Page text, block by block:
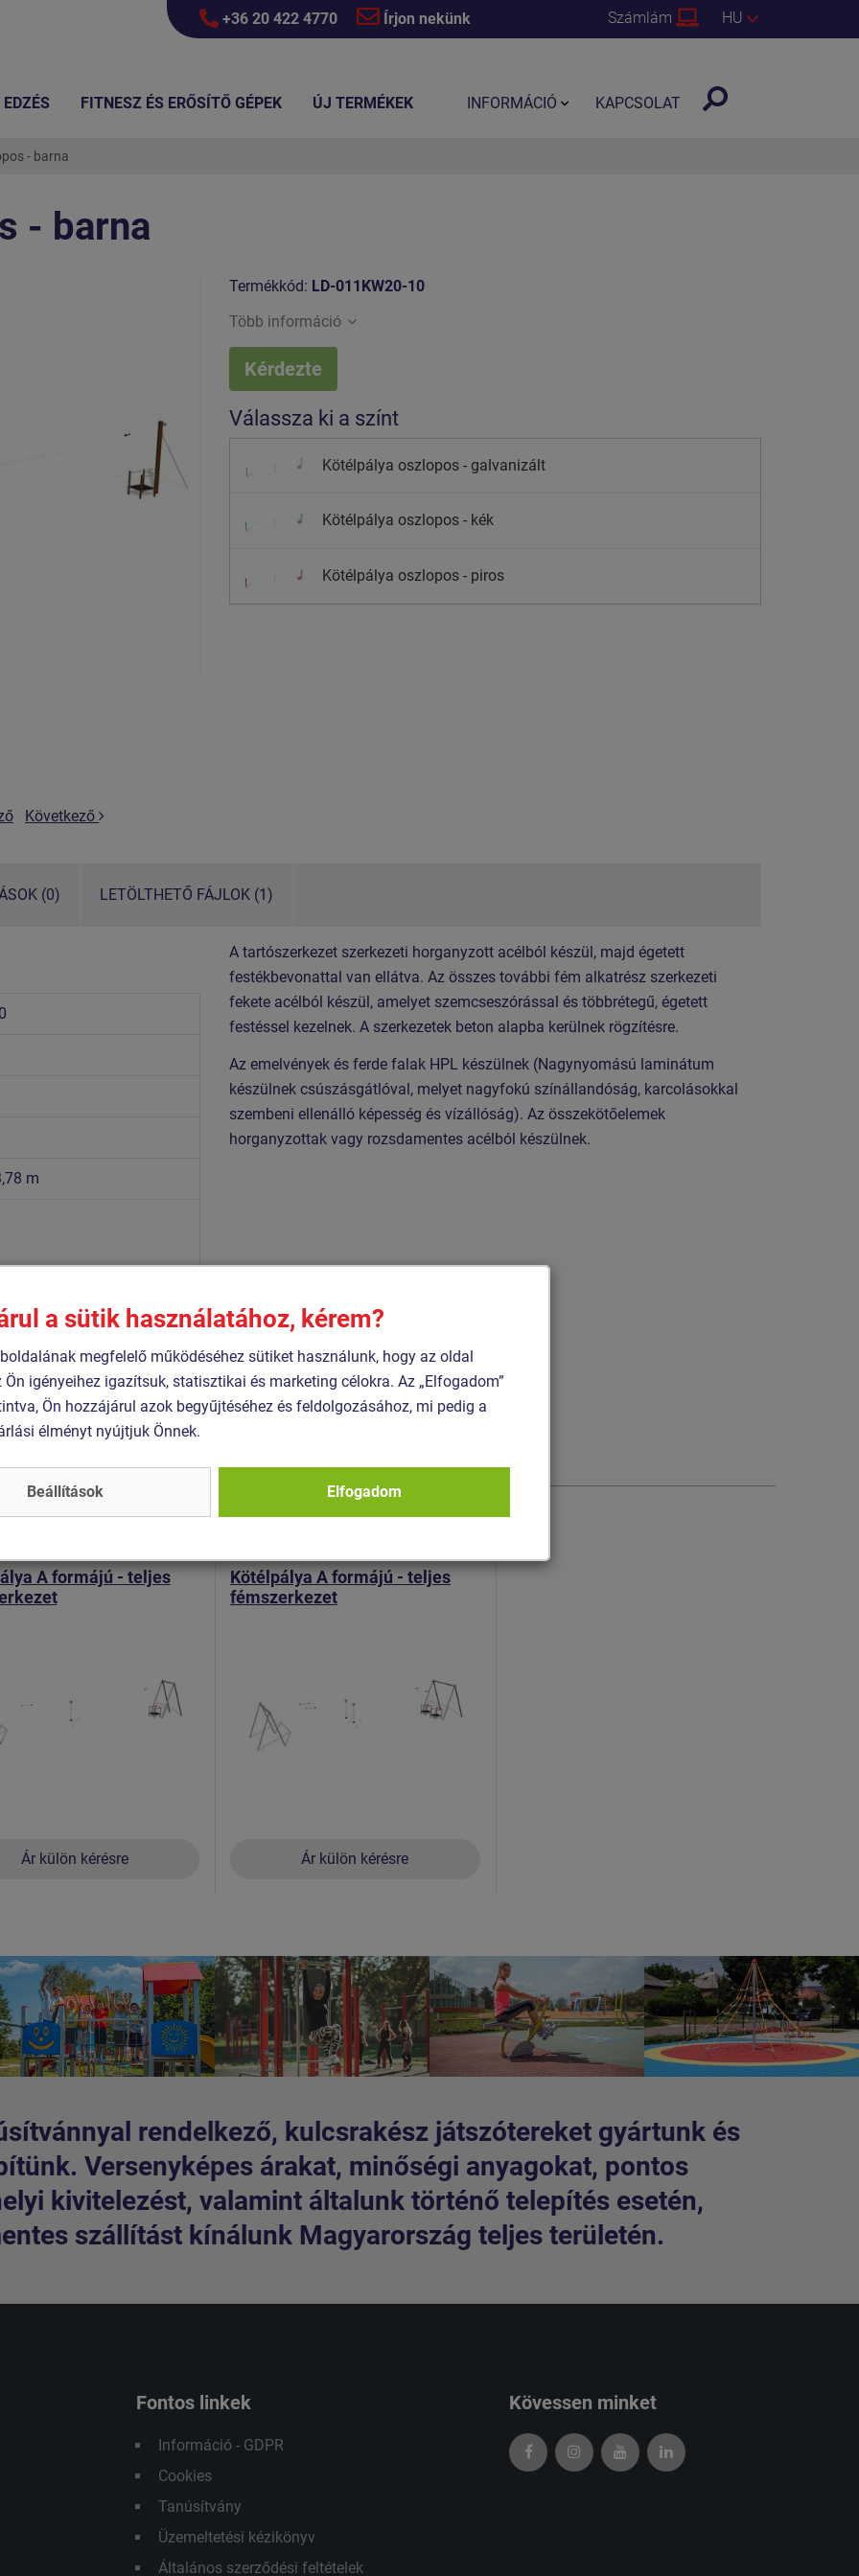
+36 20 422 4770 Írjon nekünk Számlám HU
- barna
- barna
Következő
Termékkód: LD-011KW20-10
Több információ
Kérdezte
Válassza ki a színt
Kötélpálya oszlopos - galvanizált
Kötélpálya oszlopos - kék
Kötélpálya oszlopos - piros
(0) LETÖLTHETŐ FÁJLOK (1)
m
A tartószerkezet szerkezeti horganyzott acélból készül, majd égetett
festékbevonattal van ellátva. Az összes további fém alkatrész szerkezeti
fekete acélból készül, amelyet szemcseszórással és többrétegű, égetett
festéssel kezelnek. A szerkezetek beton alapba kerülnek rögzítésre.
Az emelvények és ferde falak HPL készülnek (Nagynyomású laminátum
készülnek csúszásgátlóval, melyet nagyfokú színállandóság, karcolásokkal
szembeni ellenálló képesség és vízállóság). Az összekötőelemek
horganyzottak vagy rozsdamentes acélból készülnek.
Hasonló termék
A formájú - teljes
Ár külön kérésre
Kötélpálya A formájú - teljes
fémszerkezet
Ár külön kérésre
rendelkező, kulcsrakész játszótereket gyártunk és
Versenyképes árakat, minőségi anyagokat, pontos
kivitelezést, valamint általunk történő telepítés esetén,
szállítást kínálunk Magyarország teljes területén.
Fontos linkek
Információ - GDPR
Cookies
Tanúsítvány
Üzemeltetési kézikönyv
Általános szerződési feltételek
Kövessen minket
EDZÉS FITNESZ ÉS ERŐSÍTŐ GÉPEK ÚJ TERMÉKEK INFORMÁCIÓ KAPCSOLAT
a sütik használatához, kérem?
megfelelő működéséhez sütiket használunk, hogy az oldal
igényeihez igazítsuk, statisztikai és marketing célokra. Az „Elfogadom”
Ön hozzájárul azok begyűjtéséhez és feldolgozásához, mi pedig a
élményt nyújtjuk Önnek.
Beállítások Elfogadom